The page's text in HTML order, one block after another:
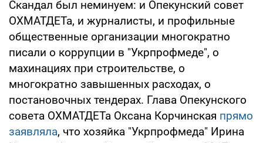
Скандал был неминуем: и Опекунский совет
ОХМАТДЕТа, и журналисты, и профильные
общественные организации многократно
писали о коррупции в "Укрпрофмеде", о
махинациях при строительстве, о
многократно завышенных расходах, о
постановочных тендерах. Глава Опекунского
совета ОХМАТДЕТа Оксана Корчинская прямо
заявляла, что хозяйка "Укрпрофмеда" Ирина